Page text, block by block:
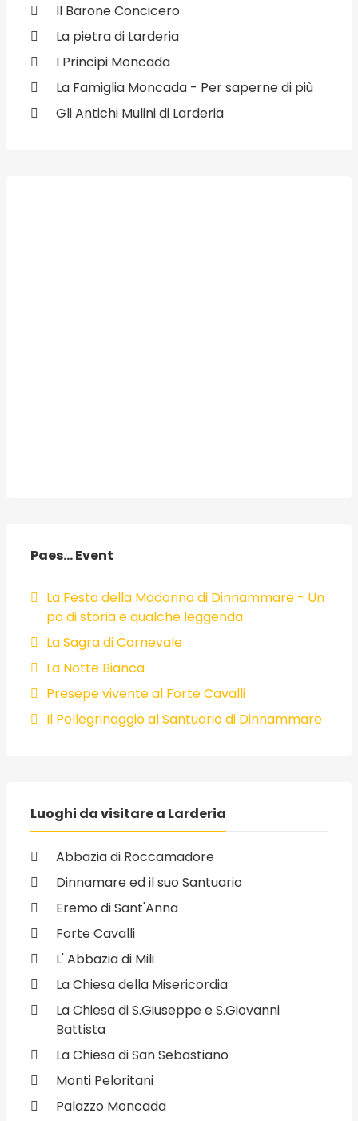
Il Barone Concicero
La pietra di Larderia
I Principi Moncada
La Famiglia Moncada - Per saperne di più
Gli Antichi Mulini di Larderia
Paes... Event
La Festa della Madonna di Dinnammare - Un
po di storia e qualche leggenda
La Sagra di Carnevale
La Notte Bianca
Presepe vivente al Forte Cavalli
Il Pellegrinaggio al Santuario di Dinnammare
Luoghi da visitare a Larderia
Abbazia di Roccamadore
Dinnamare ed il suo Santuario
Eremo di Sant'Anna
Forte Cavalli
L' Abbazia di Mili
La Chiesa della Misericordia
La Chiesa di S.Giuseppe e S.Giovanni
Battista
La Chiesa di San Sebastiano
Monti Peloritani
Palazzo Moncada